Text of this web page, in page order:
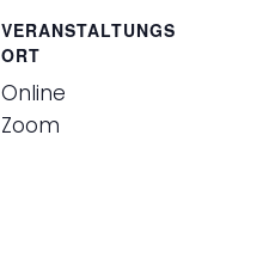
VERANSTALTUNGS
ORT
Online
Zoom